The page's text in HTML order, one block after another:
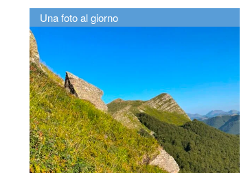
Una foto al giorno